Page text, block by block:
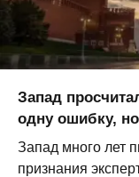
Запад
одну ошибку,
Запад много лет
признания